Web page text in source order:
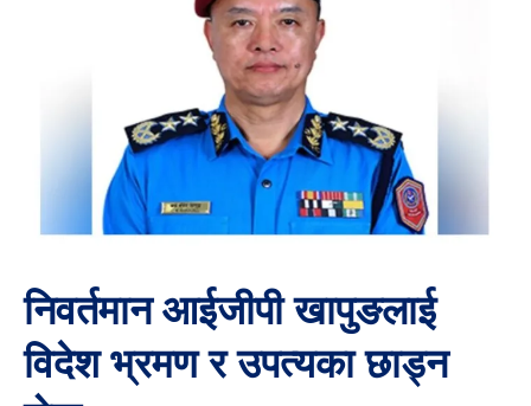
निवर्तमान आईजीपी खापुङलाई
विदेश भ्रमण र उपत्यका छाड्न